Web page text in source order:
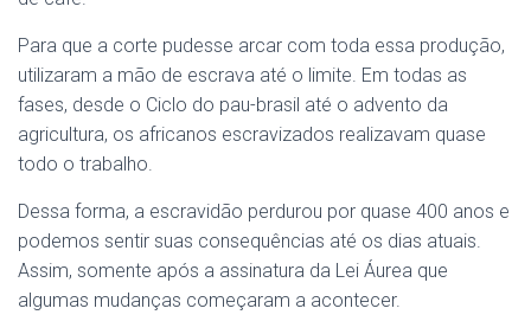
Para que a corte pudesse arcar com toda essa produção,
utilizaram a mão de escrava até o limite. Em todas as
fases, desde o Ciclo do pau-brasil até o advento da
agricultura, os africanos escravizados realizavam quase
todo o trabalho.
Dessa forma, a escravidão perdurou por quase 400 anos e
podemos sentir suas consequências até os dias atuais.
Assim, somente após a assinatura da Lei Áurea que
algumas mudanças começaram a acontecer.